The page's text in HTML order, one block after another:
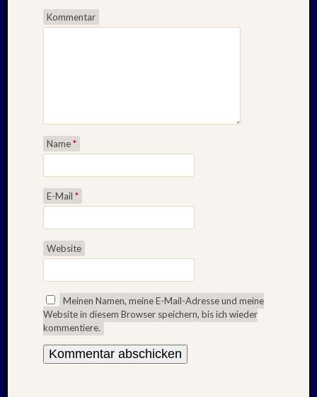
Kommentar
Name*
E-Mail *
Website
Meinen Namen, meine E-Mail-Adresse und meine
Website in diesem Browser speichern, bis ich wieder
kommentiere.